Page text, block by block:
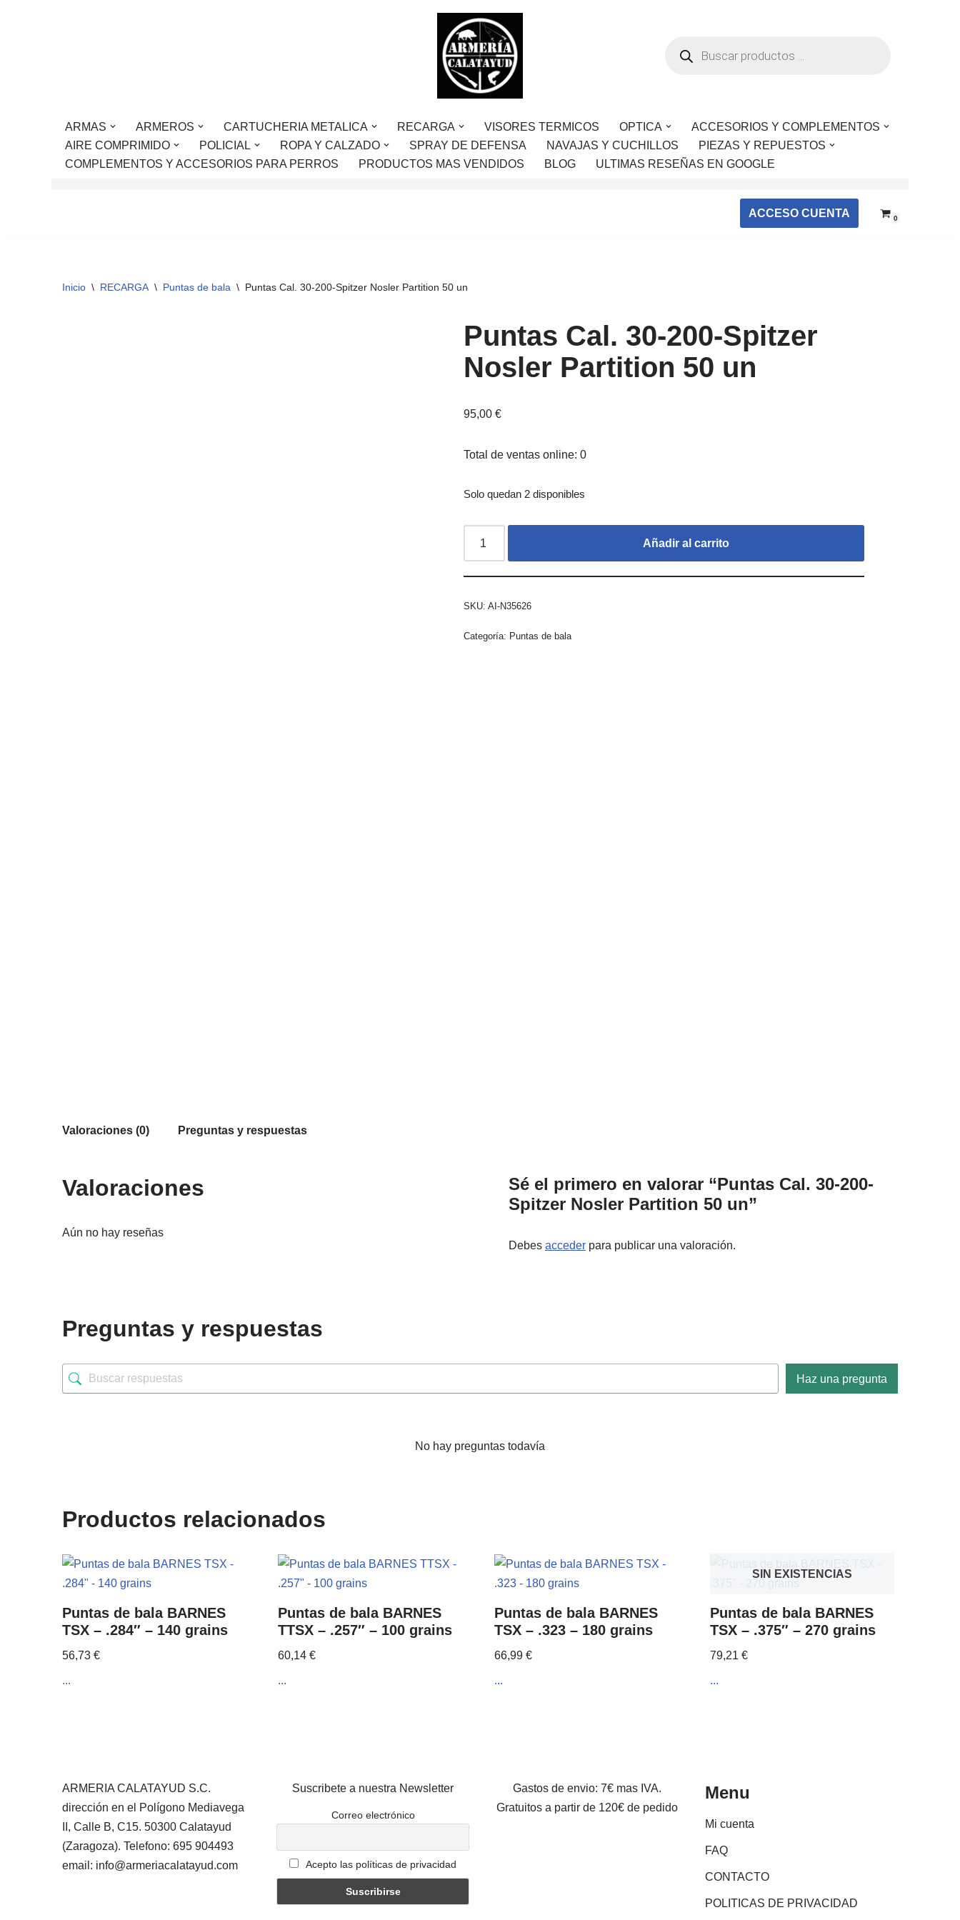
ARMAS ARMEROS CARTUCHERIA METALICA RECARGA VISORES TERMICOS OPTICA
ACCESORIOS Y COMPLEMENTOS
AIRE COMPRIMIDO
POLICIAL ROPA Y CALZADO SPRAY DE DEFENSA NAVAJAS Y CUCHILLOS
PIEZAS Y REPUESTOS
COMPLEMENTOS Y ACCESORIOS PARA PERROS
PRODUCTOS MAS VENDIDOS BLOG ULTIMAS RESEÑAS EN GOOGLE
ACCESO CUENTA 0
Inicio \ RECARGA \ Puntas de bala \ Puntas Cal. 30-200-Spitzer Nosler Partition 50 un
Puntas Cal. 30-200-Spitzer
Nosler Partition 50 un
95,00 €
Total de ventas online: 0
Solo quedan 2 disponibles
Añadir al carrito
SKU: AI-N35626
Categoría: Puntas de bala
Valoraciones (0) Preguntas y respuestas
Valoraciones
Aún no hay reseñas
Sé el primero en valorar “Puntas Cal. 30-200-
Spitzer Nosler Partition 50 un”
Debes acceder para publicar una valoración.
Preguntas y respuestas
Haz una pregunta
No hay preguntas todavía
Productos relacionados
Puntas de bala BARNES
TSX – .284″ – 140 grains
56,73 €
...
Puntas de bala BARNES
TTSX – .257″ – 100 grains
60,14€
...
Puntas de bala BARNES
TSX – .323 – 180 grains
66,99 €
...
SIN EXISTENCIAS
Puntas de bala BARNES
TSX – .375″ – 270 grains
79,21€
...
ARMERIA CALATAYUD S.C.
dirección en el Polígono Mediavega
II, Calle B, C15. 50300 Calatayud
(Zaragoza). Telefono: 695 904493
email: info@armeriacalatayud.com
Suscribete a nuestra Newsletter
Correo electrónico
Acepto las políticas de privacidad
Gastos de envio: 7€ mas IVA.
Gratuitos a partir de 120€ de pedido
Menu
Mi cuenta
FAQ
CONTACTO
POLITICAS DE PRIVACIDAD